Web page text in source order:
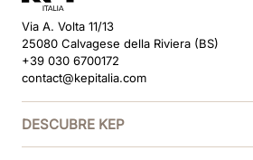
Via A. Volta 11/13
25080 Calvagese della Riviera (BS)
+39 030 6700172
contact@kepitalia.com
DESCUBRE KEP